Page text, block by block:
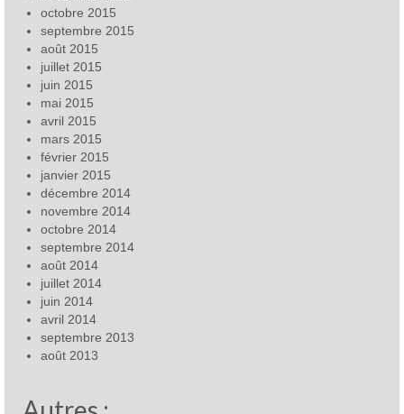
octobre 2015
septembre 2015
août 2015
juillet 2015
juin 2015
mai 2015
avril 2015
mars 2015
février 2015
janvier 2015
décembre 2014
novembre 2014
octobre 2014
septembre 2014
août 2014
juillet 2014
juin 2014
avril 2014
septembre 2013
août 2013